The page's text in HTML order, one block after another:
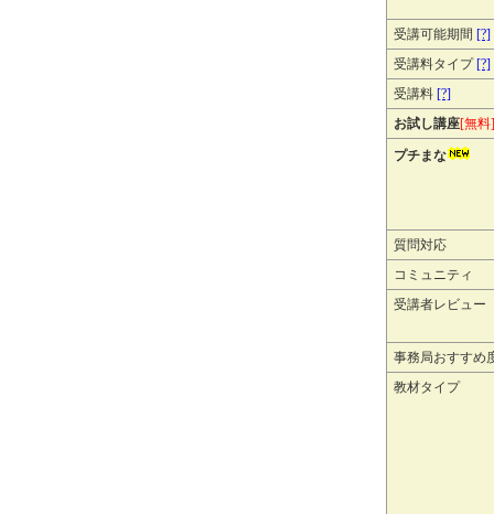
受講可能期間 [?]
受講料タイプ[?]
受講料 [?]
お試し講座[無料]
プチまな
質問対応
コミュニティ
受講者レビュー
事務局おすすめ
教材タイプ